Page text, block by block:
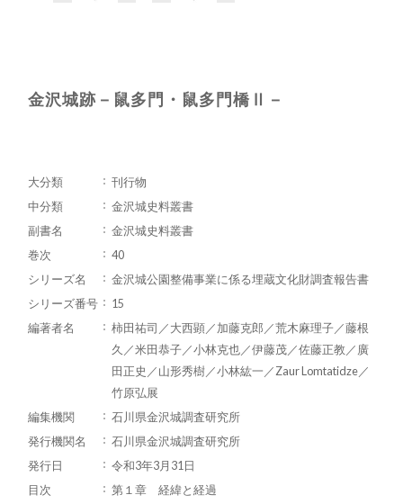
金沢城跡－鼠多門・鼠多門橋Ⅱ－
大分類
刊行物
中分類
金沢城史料叢書
副書名
金沢城史料叢書
巻次
40
シリーズ名
金沢城公園整備事業に係る埋蔵文化財調査報告書
シリーズ番号
15
編著者名
柿田祐司／大西顕／加藤克郎／荒木麻理子／藤根
久／米田恭子／小林克也／伊藤茂／佐藤正教／廣
田正史／山形秀樹／小林紘一／Zaur Lomtatidze／
竹原弘展
編集機関
石川県金沢城調査研究所
発行機関名
石川県金沢城調査研究所
発行日
令和3年3月31日
目次
第１章 経緯と経過